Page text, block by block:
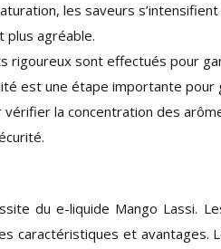
les saveurs
plus agréable.
rigoureux sont effectués pour
est une étape importante
la concentration des
du e-liquide Mango Lassi.
caractéristiques et avantages.